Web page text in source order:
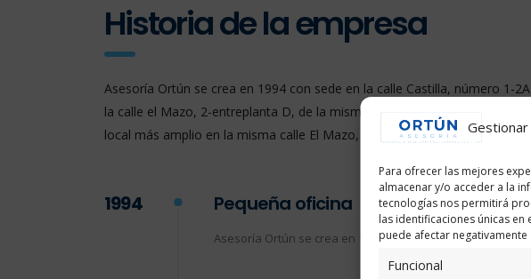
Para ofrecer las mejores
almacenar y/o acceder a la
tecnologías nos permitirá
las identificaciones únicas
puede afectar
Funcional
Historia de la empresa
Asesoría Ortún se crea en 1994 con sede en la calle Castilla, número 1-
la calle el Mazo, 2-entreplanta D, de la misma localidad y finalmente el
local más amplio en la misma calle El Mazo, número 12 para aumentar
1994 Pequeña oficina
Asesoría Ortún se crea en 1994 con sede en la calle